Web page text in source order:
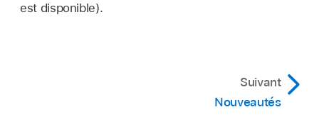
est disponible).
Suivant
Nouveautés